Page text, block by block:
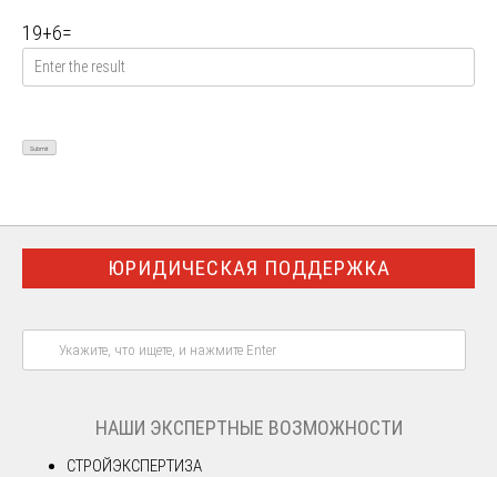
19+6=
ЮРИДИЧЕСКАЯ ПОДДЕРЖКА
НАШИ ЭКСПЕРТНЫЕ ВОЗМОЖНОСТИ
СТРОЙЭКСПЕРТИЗА